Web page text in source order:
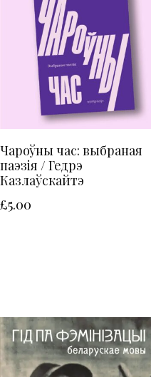
Чароўны час: выбраная
паэзія / Гедрэ
Казлаўскайтэ
£5.00